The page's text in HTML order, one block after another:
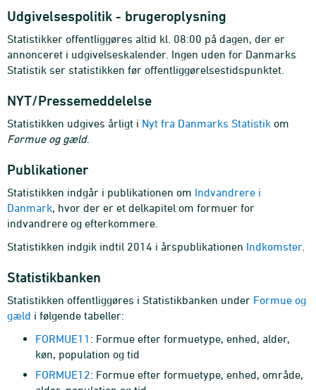
Udgivelsespolitik - brugeroplysning
Statistikker offentliggøres altid kl. 08:00 på dagen, der er
annonceret i udgivelseskalender. Ingen uden for Danmarks
Statistik ser statistikken før offentliggørelsestidspunktet.
NYT/Pressemeddelelse
Statistikken udgives årligt i Nyt fra Danmarks Statistik om
Formue og gæld.
Publikationer
Statistikken indgår i publikationen om Indvandrere i
Danmark, hvor der er et delkapitel om formuer for
indvandrere og efterkommere.
Statistikken indgik indtil 2014 i årspublikationen Indkomster.
Statistikbanken
Statistikken offentliggøres i Statistikbanken under Formue og
gæld i følgende tabeller:
FORMUE11 : Formue efter formuetype, enhed, alder,
køn, population og tid
FORMUE12: Formue efter formuetype, enhed, område,